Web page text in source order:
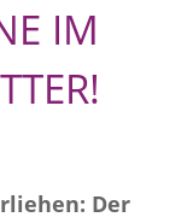
IM
Der